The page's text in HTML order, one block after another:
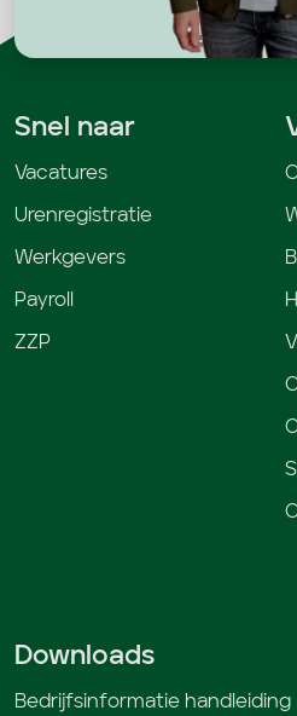
Snel naar
Vacatures
Urenregistratie
Werkgevers
Payroll
ZZP
Downloads
Bedrijfsinformatie handleiding